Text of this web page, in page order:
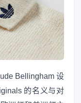
Bellingham 设
的名义与对